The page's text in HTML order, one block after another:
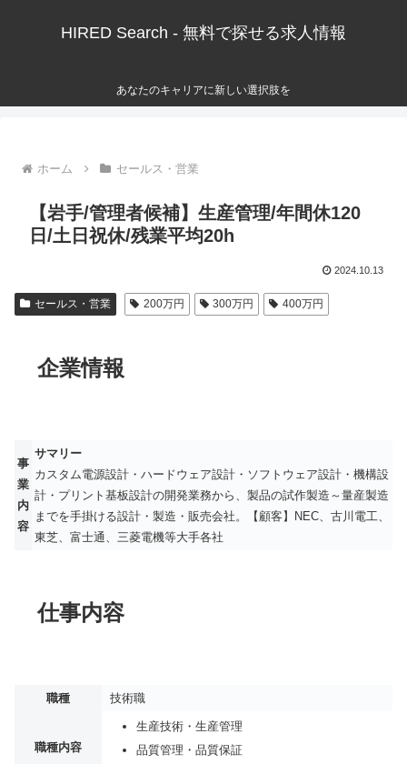
HIRED Search - 無料で探せる求人情報
あなたのキャリアに新しい選択肢を
ホーム セールス・営業
【岩手/管理者候補】生産管理/年間休120
日/土日祝休/残業平均20h
2024.10.13
セールス・営業 200万円 300万円 400万円
企業情報
事
業
内
容
サマリー
カスタム電源設計・ハードウェア設計・ソフトウェア設計・機構設
計・プリント基板設計の開発業務から、製品の試作製造～量産製造
までを手掛ける設計・製造・販売会社。【顧客】NEC、古川電工、
東芝、富士通、三菱電機等大手各社
仕事内容
職種 技術職
職種内容
生産技術・生産管理
品質管理・品質保証